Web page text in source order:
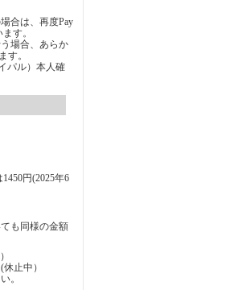
合は、再度Pay
す。
場合、あらか
す。
パル）本人確
円(2025年6
も同様の金額
止中）
。